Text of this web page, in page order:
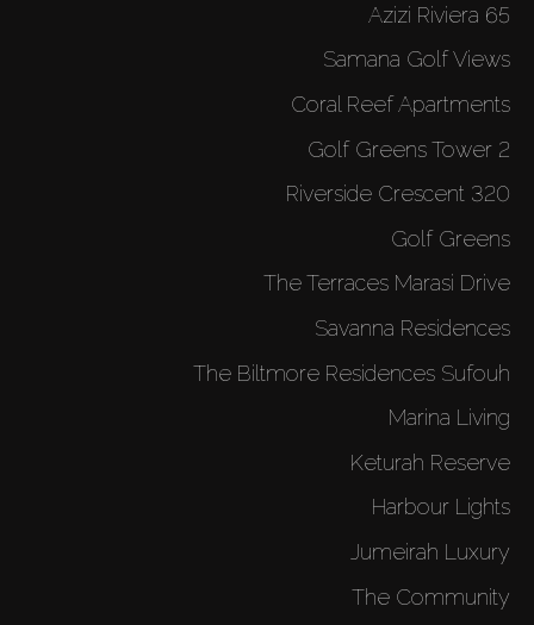
Azizi Riviera 65
Samana Golf Views
Coral Reef Apartments
Golf Greens Tower 2
320 Riverside Crescent
Golf Greens
The Terraces Marasi Drive
Savanna Residences
The Biltmore Residences Sufouh
Marina Living
Keturah Reserve
Harbour Lights
Jumeirah Luxury
The Community